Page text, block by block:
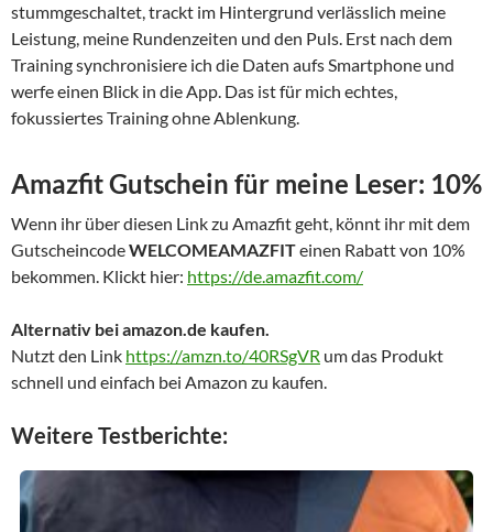
stummgeschaltet, trackt im Hintergrund verlässlich meine
Leistung, meine Rundenzeiten und den Puls. Erst nach dem
Training synchronisiere ich die Daten aufs Smartphone und
werfe einen Blick in die App. Das ist für mich echtes,
fokussiertes Training ohne Ablenkung.
Amazfit Gutschein für meine Leser: 10%
Wenn ihr über diesen Link zu Amazfit geht, könnt ihr mit dem
GutscheincodeWELCOMEAMAZFITeinen Rabatt von 10%
bekommen. Klickt hier: https://de.amazfit.com/
Alternativ bei amazon.de kaufen.
Nutzt den Link https://amzn.to/40RSgVR um das Produkt
schnell und einfach bei Amazon zu kaufen.
Weitere Testberichte: